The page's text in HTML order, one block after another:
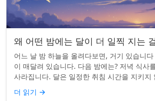
왜 어떤 밤에는 달이 더 일찍 지는
어느 날 밤 하늘을 올려다보면, 거기 있습니
이 매달려 있습니다. 다음 밤에는? 저녁 식사
사라집니다. 달은 일정한 취침 시간을 지키지
좋은 이유가 있습니다. ...
더 읽기 →